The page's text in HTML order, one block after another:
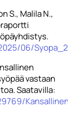
S., Malila N.,
06/
vastaan
Saatavilla: